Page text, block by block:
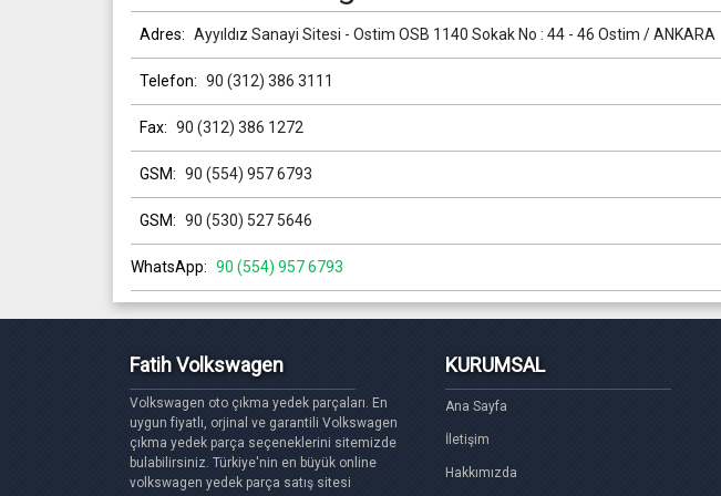
Adres: Ayyıldız Sanayi Sitesi - Ostim OSB 1140 Sokak No : 44 - 46 Ostim / ANKARA
Telefon: 90 (312) 386 3111
Fax: 90 (312) 386 1272
GSM: 90 (554) 957 6793
GSM: 90 (530) 527 5646
WhatsApp: 90 (554) 957 6793
Fatih Volkswagen
Volkswagen oto çıkma yedek parçaları. En
uygun fiyatlı, orjinal ve garantili Volkswagen
çıkma yedek parça seçeneklerini sitemizde
bulabilirsiniz. Türkiye'nin en büyük online
volkswagen yedek parça satış sitesi
KURUMSAL
Ana Sayfa
İletişim
Hakkımızda